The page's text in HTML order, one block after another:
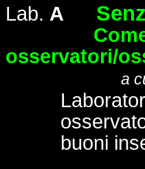
Lab. A
Come
osservatori/
a
buoni